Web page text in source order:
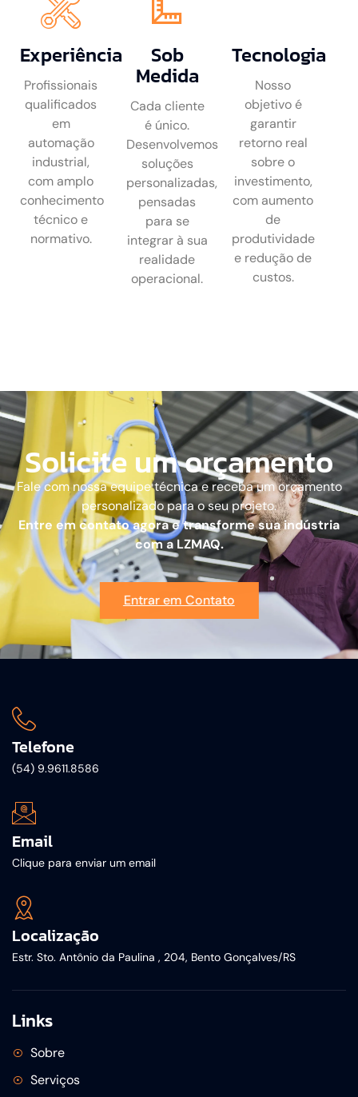
Experiência
Profissionais
qualificados
em
automação
industrial,
com amplo
conhecimento
técnico e
normativo.
Sob
Medida
Cada cliente
é único.
Desenvolvemos
soluções
personalizadas,
pensadas
para se
integrar à sua
realidade
operacional.
Tecnologia
Nosso
objetivo é
garantir
retorno real
sobre o
investimento,
com aumento
de
produtividade
e redução de
custos.
Solicite um orçamento
Fale com nossa equipe técnica e receba um orçamento
personalizado para o seu projeto.
Entre em contato agora e transforme sua indústria
com a LZMAQ.
Entrar em Contato
Telefone
(54) 9.9611.8586
Email
Clique para enviar um email
Localização
Estr. Sto. Antônio da Paulina , 204, Bento Gonçalves/RS
Links
Sobre
Serviços